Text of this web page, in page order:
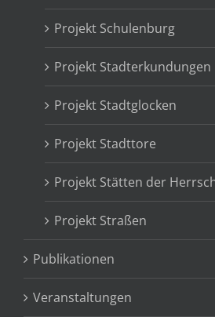
Projekt Schulenburg
Projekt Stadterkundungen
Projekt Stadtglocken
Projekt Stadttore
Projekt Stätten der
Projekt Straßen
Publikationen
Veranstaltungen